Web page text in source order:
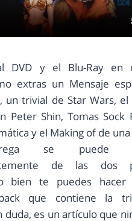
DVD y el Blu-Ray en
extras un Mensaje
un trivial de Star Wars, el
Peter Shin, Tomas Sock
y el Making of de
se puede
de las dos
bien te puedes hacer
que contiene la
duda, es un artículo que